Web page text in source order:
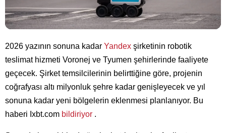
2026 yazının sonuna kadar Yandex şirketinin robotik
teslimat hizmeti Voronej ve Tyumen şehirlerinde faaliyete
geçecek. Şirket temsilcilerinin belirttiğine göre, projenin
coğrafyası altı milyonluk şehre kadar genişleyecek ve yıl
sonuna kadar yeni bölgelerin eklenmesi planlanıyor. Bu
haberi Ixbt.com bildiriyor .